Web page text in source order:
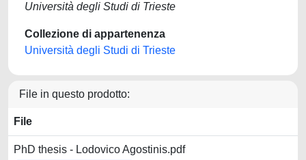
Università degli Studi di Trieste
Collezione di appartenenza
Università degli Studi di Trieste
File in questo prodotto:
File
PhD thesis - Lodovico Agostinis.pdf